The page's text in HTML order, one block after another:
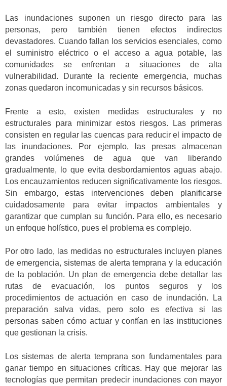
Las inundaciones suponen un riesgo directo para las
personas, pero también tienen efectos indirectos
devastadores. Cuando fallan los servicios esenciales, como
el suministro eléctrico o el acceso a agua potable, las
comunidades se enfrentan a situaciones de alta
vulnerabilidad. Durante la reciente emergencia, muchas
zonas quedaron incomunicadas y sin recursos básicos.
Frente a esto, existen medidas estructurales y no
estructurales para minimizar estos riesgos. Las primeras
consisten en regular las cuencas para reducir el impacto de
las inundaciones. Por ejemplo, las presas almacenan
grandes volúmenes de agua que van liberando
gradualmente, lo que evita desbordamientos aguas abajo.
Los encauzamientos reducen significativamente los riesgos.
Sin embargo, estas intervenciones deben planificarse
cuidadosamente para evitar impactos ambientales y
garantizar que cumplan su función. Para ello, es necesario
un enfoque holístico, pues el problema es complejo.
Por otro lado, las medidas no estructurales incluyen planes
de emergencia, sistemas de alerta temprana y la educación
de la población. Un plan de emergencia debe detallar las
rutas de evacuación, los puntos seguros y los
procedimientos de actuación en caso de inundación. La
preparación salva vidas, pero solo es efectiva si las
personas saben cómo actuar y confían en las instituciones
que gestionan la crisis.
Los sistemas de alerta temprana son fundamentales para
ganar tiempo en situaciones críticas. Hay que mejorar las
tecnologías que permitan predecir inundaciones con mayor